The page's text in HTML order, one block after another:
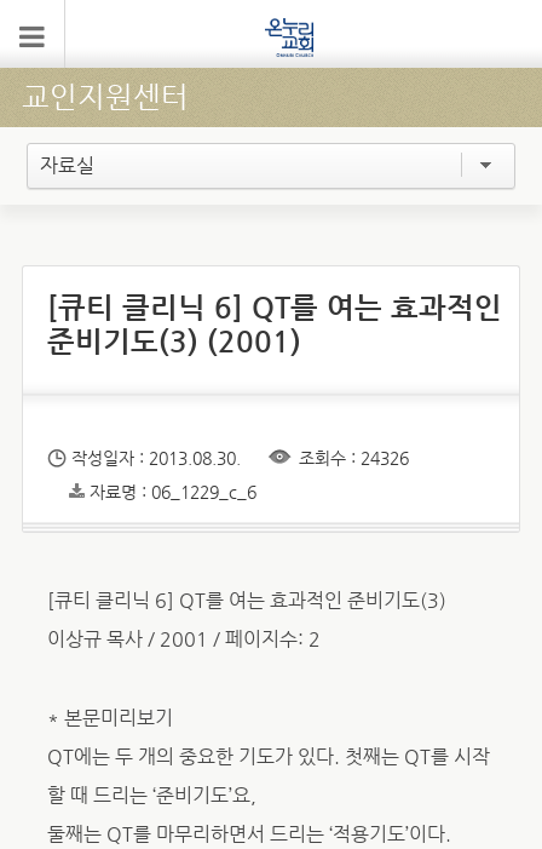
교인지원센터
자료실
[큐티 클리닉 6] QT를 여는 효과적인
준비기도(3) (2001)
작성일자 : 2013.08.30.
조회수 : 24326
자료명 : 06_1229_c_6
[큐티 클리닉 6] QT를 여는 효과적인 준비기도(3)
이상규 목사 / 2001 / 페이지수: 2
* 본문미리보기
QT에는 두 개의 중요한 기도가 있다. 첫째는 QT를 시작
할 때 드리는 ‘준비기도’요,
둘째는 QT를 마무리하면서 드리는 ‘적용기도’이다.